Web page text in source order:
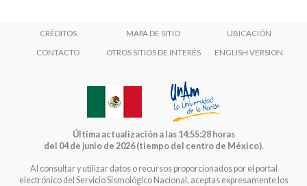
CRÉDITOS MAPA DE SITIO UBICACIÓN
CONTACTO OTROS SITIOS DE INTERÉS ENGLISH VERSION
Última actualización a las 14:55:28 horas
del 04 de junio de 2026 (tiempo del centro de México).
Al consultar y utilizar datos o recursos proporcionados por el portal
electrónico del Servicio Sismológico Nacional, aceptas expresamente los